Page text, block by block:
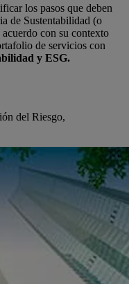
los pasos que deben
de Sustentabilidad (o
con su contexto
de servicios con
y ESG.
del Riesgo,